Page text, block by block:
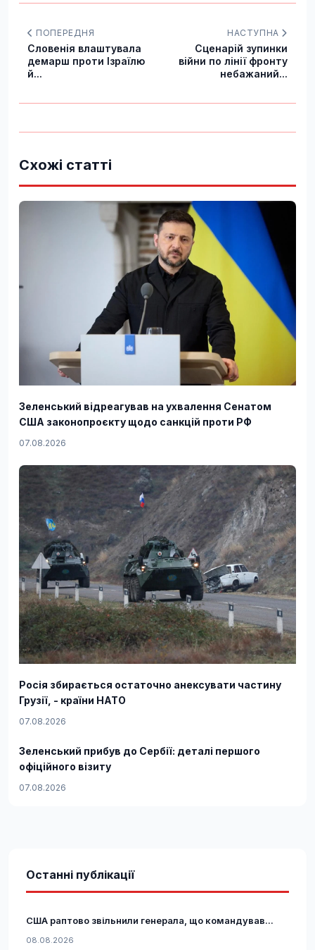
ПОПЕРЕДНЯ
Словенія влаштувала
демарш проти Ізраїлю
й...
НАСТУПНА
Сценарій зупинки
війни по лінії фронту
небажаний...
Схожі статті
Зеленський відреагував на ухвалення Сенатом
США законопроєкту щодо санкцій проти РФ
07.08.2026
Росія збирається остаточно анексувати частину
Грузії, - країни НАТО
07.08.2026
Зеленський прибув до Сербії: деталі першого
офіційного візиту
07.08.2026
Останні публікації
США раптово звільнили генерала, що командував...
08.08.2026